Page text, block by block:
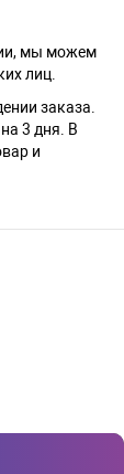
мы можем
лиц.
заказа.
3 дня. В
и